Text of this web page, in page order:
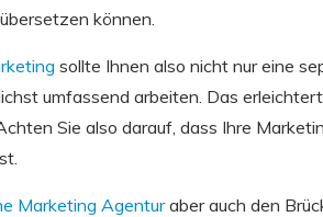
können.
sollte Ihnen also nicht nur eine
umfassend arbeiten. Das
Sie also darauf, dass Ihre
Marketing Agenturaber auch den